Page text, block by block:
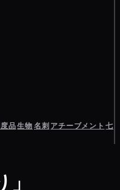
品生物名刺 アチーブメント 七